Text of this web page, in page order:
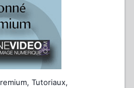
Tutoriaux,